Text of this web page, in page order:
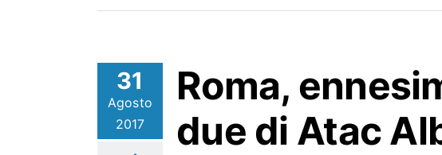
31
Agosto
2017
Roma,
due di Atac